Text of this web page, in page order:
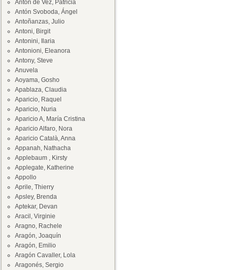
Antón de Vez, Patricia
Antón Svoboda, Ángel
Antoñanzas, Julio
Antoni, Birgit
Antonini, Ilaria
Antonioni, Eleanora
Antony, Steve
Anuvela
Aoyama, Gosho
Apablaza, Claudia
Aparicio, Raquel
Aparicio, Nuria
Aparicio A, María Cristina
Aparicio Alfaro, Nora
Aparicio Català, Anna
Appanah, Nathacha
Applebaum , Kirsty
Applegate, Katherine
Appollo
Aprile, Thierry
Apsley, Brenda
Aptekar, Devan
Aracil, Virginie
Aragno, Rachele
Aragón, Joaquín
Aragón, Emilio
Aragón Cavaller, Lola
Aragonés, Sergio